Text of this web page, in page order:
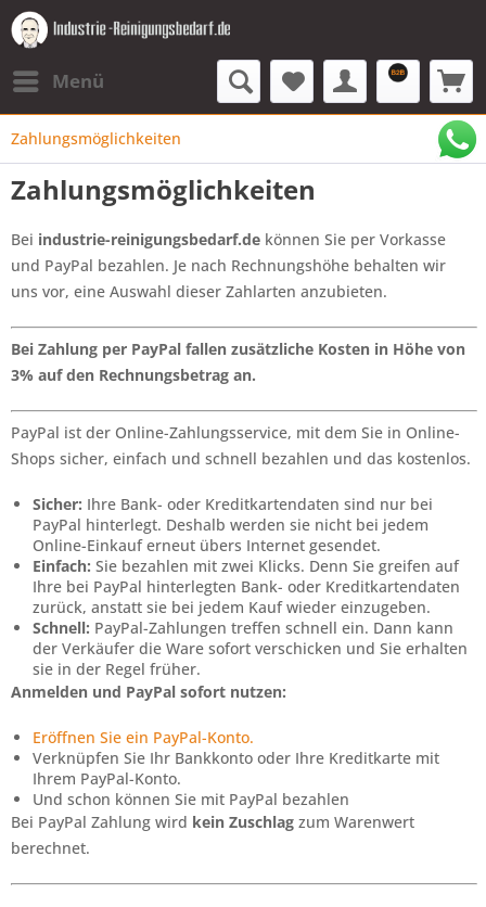
Menü
Zahlungsmöglichkeiten
Zahlungsmöglichkeiten
Bei industrie-reinigungsbedarf.de können Sie per Vorkasse
und PayPal bezahlen. Je nach Rechnungshöhe behalten wir
uns vor, eine Auswahl dieser Zahlarten anzubieten.
Bei Zahlung per PayPal fallen zusätzliche Kosten in Höhe von
3% auf den Rechnungsbetrag an.
PayPal ist der Online-Zahlungsservice, mit dem Sie in Online-
Shops sicher, einfach und schnell bezahlen und das kostenlos.
Sicher: Ihre Bank- oder Kreditkartendaten sind nur bei
PayPal hinterlegt. Deshalb werden sie nicht bei jedem
Online-Einkauf erneut übers Internet gesendet.
Einfach: Sie bezahlen mit zwei Klicks. Denn Sie greifen auf
Ihre bei PayPal hinterlegten Bank- oder Kreditkartendaten
zurück, anstatt sie bei jedem Kauf wieder einzugeben.
Schnell: PayPal-Zahlungen treffen schnell ein. Dann kann
der Verkäufer die Ware sofort verschicken und Sie erhalten
sie in der Regel früher.
Anmelden und PayPal sofort nutzen:
Eröffnen Sie ein PayPal-Konto.
Verknüpfen Sie Ihr Bankkonto oder Ihre Kreditkarte mit
Ihrem PayPal-Konto.
Und schon können Sie mit PayPal bezahlen
Bei PayPal Zahlung wird kein Zuschlag zum Warenwert
berechnet.